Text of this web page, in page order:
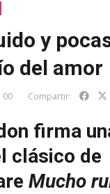
y
del amor
00 Compartir:
firma
clásico de
Mucho